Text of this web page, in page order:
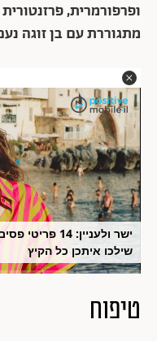
ופרפורמרית,
מתגוררת עם בן זוגה
ישר ולעניין: 14
שילכו איתכן כל הקיץ
טיפוח